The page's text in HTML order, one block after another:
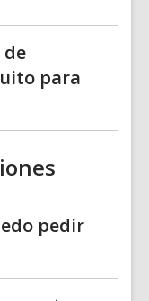
de
para
pedir